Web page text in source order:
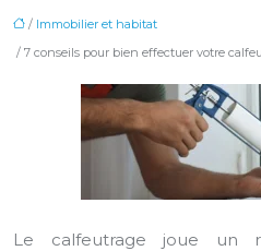
/ Immobilier et habitat
/ 7 conseils pour bien effectuer votre
Le calfeutrage joue un